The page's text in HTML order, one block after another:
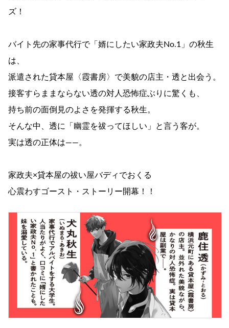
ズ！
バイト先の家事代行で「婿にしたい家政夫No.1」の秋生
は、
派遣された貸本屋〈霞書房〉で美貌の店主・透と出会う。
接客すらままならない透の対人恐怖症ぶりに驚くも、
持ち前の面倒見のよさを発揮する秋生。
そんな中、透に「幽霊を祓ってほしい」と言う客が。
実は透の正体は――。
家政夫×貸本屋の祓い屋バディでおくる
心震わすゴースト・ストーリー開幕！！